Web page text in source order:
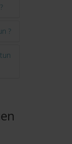
?